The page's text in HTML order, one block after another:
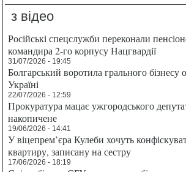
з відео
Російські спецслужби переконали
командира 2-го корпусу Нацгвардії
31/07/2026 - 19:45
Болгарський воротила грального бізнесу
Україні
22/07/2026 - 12:59
Прокуратура мацає ужгородського
накопичене
19/06/2026 - 14:41
У віцепрем’єра Кулеби хочуть
квартиру, записану на сестру
17/06/2026 - 18:19